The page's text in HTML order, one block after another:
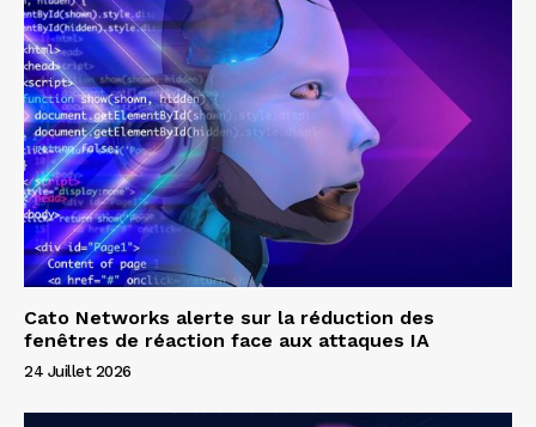
Cato Networks alerte sur la réduction des
fenêtres de réaction face aux attaques IA
24 Juillet 2026